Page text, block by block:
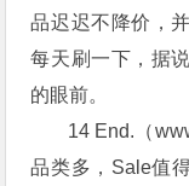
品迟迟不降价，
每天刷一下，据
的眼前。
14 End.（
品类多，Sale值